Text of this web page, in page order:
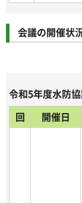
会議の開催状
令和5年度水防
回
開催日